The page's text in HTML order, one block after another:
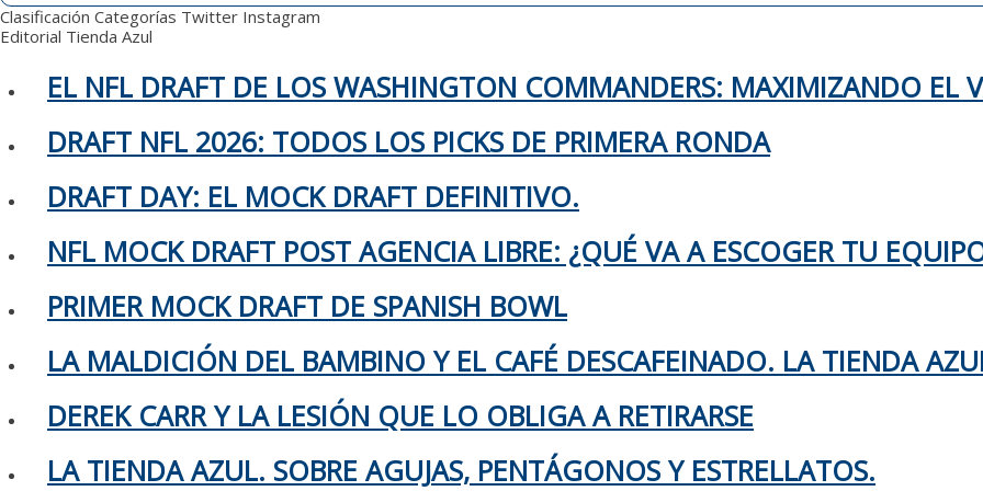
Clasificación Categorías Twitter Instagram
Editorial Tienda Azul
EL NFL DRAFT DE LOS WASHINGTON COMMANDERS: MAXIMIZANDO EL
DRAFT NFL 2026: TODOS LOS PICKS DE PRIMERA RONDA
DRAFT DAY: EL MOCK DRAFT DEFINITIVO.
NFL MOCK DRAFT POST AGENCIA LIBRE: ¿QUÉ VA A ESCOGER TU
PRIMER MOCK DRAFT DE SPANISH BOWL
LA MALDICIÓN DEL BAMBINO Y EL CAFÉ DESCAFEINADO. LA TIENDA
DEREK CARR Y LA LESIÓN QUE LO OBLIGA A RETIRARSE
LA TIENDA AZUL. SOBRE AGUJAS, PENTÁGONOS Y ESTRELLATOS.